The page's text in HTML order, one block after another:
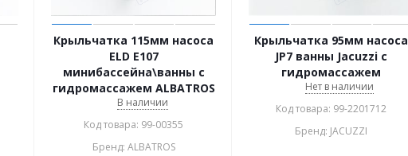
Крыльчатка 115мм насоса
ELD E107
минибассейна\ванны с
гидромассажем ALBATROS
В наличии
Код товара: 99-00355
Бренд: ALBATROS
Крыльчатка 95мм насоса
JP7 ванны Jacuzzi с
гидромассажем
Нет в наличии
Код товара: 99-2201712
Бренд: JACUZZI